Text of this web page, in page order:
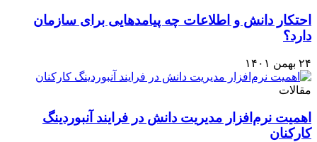
احتکار دانش و اطلاعات چه پیامدهایی برای سازمان
دارد؟
۲۴ بهمن ۱۴۰۱
مقالات
اهمیت نرم‌افزار مدیریت دانش در فرایند آنبوردینگ
کارکنان